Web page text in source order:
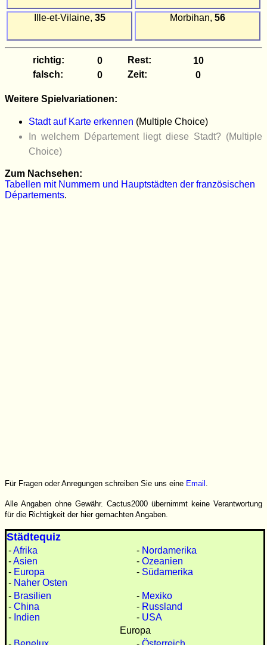
Ille-et-Vilaine, 35 Morbihan, 56
richtig:
Rest:
falsch:
Zeit:
Weitere Spielvariationen:
Stadt auf Karte erkennen (Multiple Choice)
In welchem Département liegt diese Stadt? (Multiple
Choice)
Zum Nachsehen:
Tabellen mit Nummern und Hauptstädten der französischen
Départements.
Für Fragen oder Anregungen schreiben Sie uns eine Email .
Alle Angaben ohne Gewähr. Cactus2000 übernimmt keine Verantwortung
für die Richtigkeit der hier gemachten Angaben.
Städtequiz
-Afrika
-Asien
- Europa
- Naher Osten
- Nordamerika
- Ozeanien
- Südamerika
- Brasilien
- China
- Indien
- Mexiko
- Russland
- USA
Europa